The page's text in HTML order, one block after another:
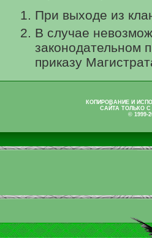
При выходе из
В случае
законодательном
приказу
КОПИРОВАНИЕ И
САЙТА ТОЛЬКО
© 1999-